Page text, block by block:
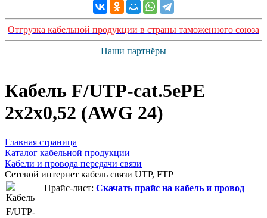
Отгрузка кабельной продукции в страны таможенного союза
Наши партнёры
Кабель F/UTP-cat.5ePE
2x2x0,52 (AWG 24)
Главная страница
Каталог кабельной продукции
Кабели и провода передачи связи
Сетевой интернет кабель связи UTP, FTP
Прайс-лист: Скачать прайс на кабель и провод